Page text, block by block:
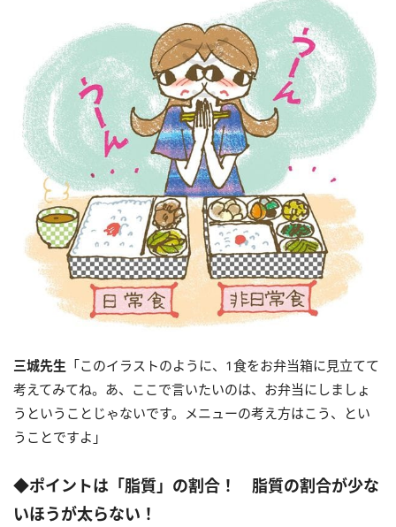
三城先生 「このイラストのように、1食をお弁当箱に見立てて
考えてみてね。あ、ここで言いたいのは、お弁当にしましょ
うということじゃないです。メニューの考え方はこう、とい
うことですよ」
◆ポイントは「脂質」の割合！ 脂質の割合が少な
いほうが太らない！